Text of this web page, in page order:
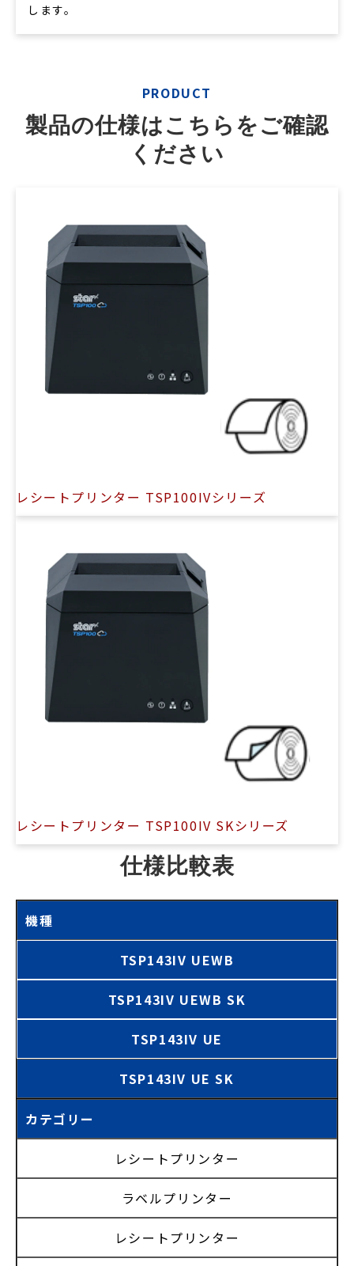
します。
PRODUCT
製品の仕様はこちらをご確認
ください
レシートプリンター TSP100IVシリーズ
レシートプリンター TSP100IV SKシリーズ
仕様比較表
機種
TSP143IV UEWB
TSP143IV UEWB SK
TSP143IV UE
TSP143IV UE SK
カテゴリー
レシートプリンター
ラベルプリンター
レシートプリンター